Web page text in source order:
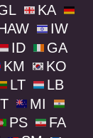
KA
IW
ID
GA
KM
KO
LT
LB
MI
PS
FA